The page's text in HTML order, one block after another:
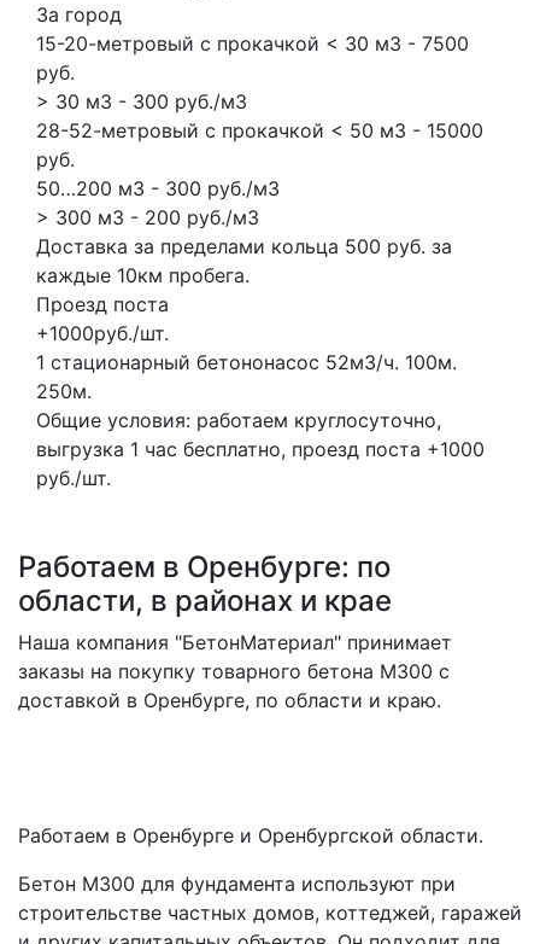
За город
15-20-метровый с прокачкой < 30 м3 - 7500
руб.
> 30 м3 - 300 руб./м3
28-52-метровый с прокачкой < 50 м3 - 15000
руб.
50…200 м3 - 300 руб./м3
> 300 м3 - 200 руб./м3
Доставка за пределами кольца 500 руб. за
каждые 10км пробега.
Проезд поста
+1000руб./шт.
1 стационарный бетононасос 52м3/ч. 100м.
250м.
Общие условия: работаем круглосуточно,
выгрузка 1 час бесплатно, проезд поста +1000
руб./шт.
Работаем в Оренбурге: по
области, в районах и крае
Наша компания "БетонМатериал" принимает
заказы на покупку товарного бетона M300 с
доставкой в Оренбурге, по области и краю.
Работаем в Оренбурге и Оренбургской области.
Бетон М300 для фундамента используют при
строительстве частных домов, коттеджей, гаражей